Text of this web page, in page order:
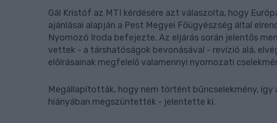
Gál Kristóf az MTI kérdésére azt válaszolta, hogy
ajánlásai alapján a Pest Megyei Főügyészség által
Nyomozó Iroda befejezte. Az eljárás során jelentős
vettek - a társhatóságok bevonásával - revízió alá,
előírásainak megfelelő valamennyi nyomozati
Megállapították, hogy nem történt bűncselekmény, így
hiányában megszüntették - jelentette ki.